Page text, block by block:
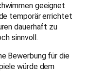
geeignet
temporär errichtet
dauerhaft zu
sinnvoll.
Bewerbung für die
würde dem